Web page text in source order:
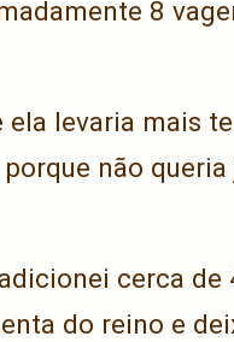
8
levaria mais
não
cerca
do reino e